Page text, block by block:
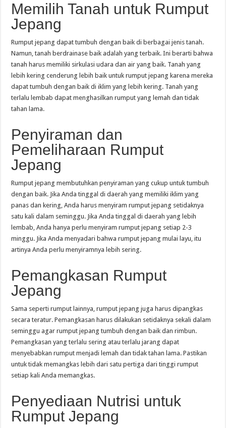
Memilih Tanah untuk Rumput
Jepang
Rumput jepang dapat tumbuh dengan baik di berbagai jenis tanah.
Namun, tanah berdrainase baik adalah yang terbaik. Ini berarti bahwa
tanah harus memiliki sirkulasi udara dan air yang baik. Tanah yang
lebih kering cenderung lebih baik untuk rumput jepang karena mereka
dapat tumbuh dengan baik di iklim yang lebih kering. Tanah yang
terlalu lembab dapat menghasilkan rumput yang lemah dan tidak
tahan lama.
Penyiraman dan
Pemeliharaan Rumput
Jepang
Rumput jepang membutuhkan penyiraman yang cukup untuk tumbuh
dengan baik. Jika Anda tinggal di daerah yang memiliki iklim yang
panas dan kering, Anda harus menyiram rumput jepang setidaknya
satu kali dalam seminggu. Jika Anda tinggal di daerah yang lebih
lembab, Anda hanya perlu menyiram rumput jepang setiap 2-3
minggu. Jika Anda menyadari bahwa rumput jepang mulai layu, itu
artinya Anda perlu menyiramnya lebih sering.
Pemangkasan Rumput
Jepang
Sama seperti rumput lainnya, rumput jepang juga harus dipangkas
secara teratur. Pemangkasan harus dilakukan setidaknya sekali dalam
seminggu agar rumput jepang tumbuh dengan baik dan rimbun.
Pemangkasan yang terlalu sering atau terlalu jarang dapat
menyebabkan rumput menjadi lemah dan tidak tahan lama. Pastikan
untuk tidak memangkas lebih dari satu pertiga dari tinggi rumput
setiap kali Anda memangkas.
Penyediaan Nutrisi untuk
Rumput Jepang